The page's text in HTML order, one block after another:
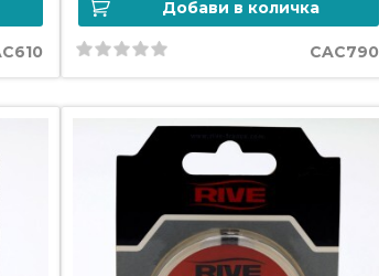
Добави в количка
CAC790